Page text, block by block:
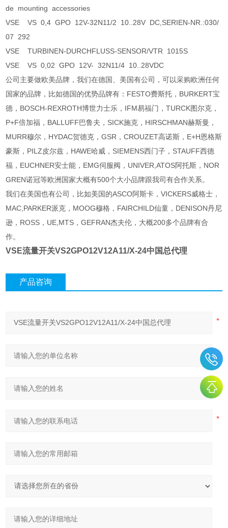
de mounting accessories
VSE VS 0,4 GPO 12V-32N11/2 10..28V DC,SERIEN-NR.:030/
07 292
VSE TURBINEN-DURCHFLUSS-SENSOR/VTR 1015S
VSE VS 0,02 GPO 12V- 32N11/4 10..28VDC
公司主要做欧美品牌，我们在德国、美国有公司，可以采购欧洲任何
国家的品牌，比如德国的优势品牌有：FESTO费斯托，BURKERT宝
德，BOSCH-REXROTH博世力士乐，IFM易福门，TURCK图尔克，
P+F倍加福，BALLUFF巴鲁夫，SICK施克，HIRSCHMAN赫斯曼，
MURR穆尔，HYDAC贺德克，GSR，CROUZET高诺斯，E+H恩格斯
豪斯，PILZ皮尔兹，HAWE哈威，SIEMENS西门子，STAUFF西德
福，EUCHNER安士能，EMG伺服阀，UNIVER,ATOS阿托斯，NOR
GREN诺冠等欧洲国家大概有500个大小品牌跟我司有合作关系。
我们在美国也有公司，比如美国的ASCO阿斯卡，VICKERS威格士，
MAC,PARKER派克，MOOG穆格，FAIRCHILD仙童，DENISON丹尼
逊，ROSS，UE,MTS，GEFRAN杰夫伦，大概200多个品牌有合
作。
VSE流量开关VS2GPO12V12A11/X-24中国总代理
产品咨询